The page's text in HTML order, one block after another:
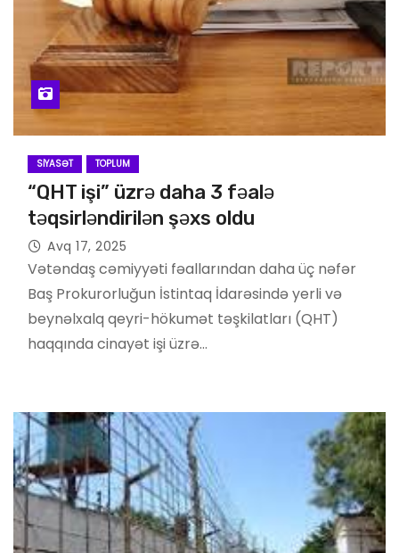
SIYASƏT TOPLUM
“QHT işi” üzrə daha 3 fəalə
təqsirləndirilən şəxs oldu
Avq 17, 2025
Vətəndaş cəmiyyəti fəallarından daha üç nəfər
Baş Prokurorluğun İstintaq İdarəsində yerli və
beynəlxalq qeyri-hökumət təşkilatları (QHT)
haqqında cinayət işi üzrə…